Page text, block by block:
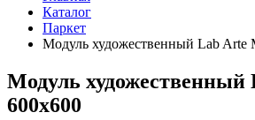
Каталог
Паркет
Модуль художественный Lab Arte
Модуль
600х600